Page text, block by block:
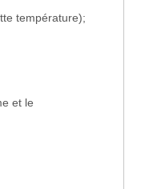
température);
et le